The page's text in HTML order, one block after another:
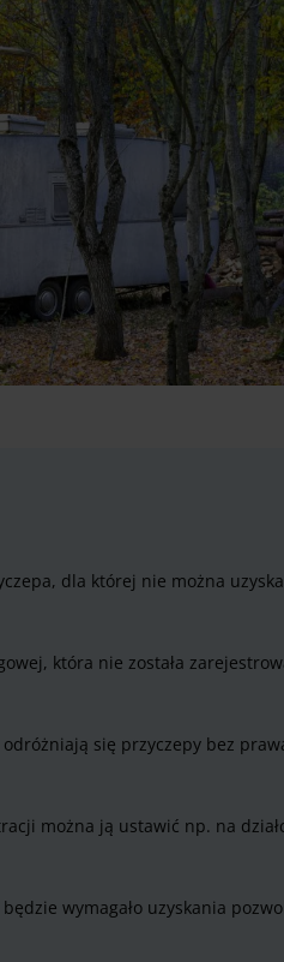
dla której nie można
która nie została
się przyczepy bez
można ją ustawić np. na
wymagało uzyskania